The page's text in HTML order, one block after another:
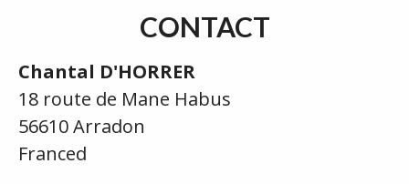
CONTACT
Chantal D'HORRER
18 route de Mane Habus
56610 Arradon
Franced